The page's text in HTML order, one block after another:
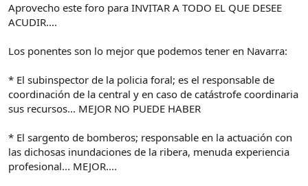
Aprovecho este foro para INVITAR A TODO EL QUE DESEE
ACUDIR....
Los ponentes son lo mejor que podemos tener en Navarra:
* El subinspector de la policia foral; es el responsable de
coordinación de la central y en caso de catástrofe coordinaria
sus recursos... MEJOR NO PUEDE HABER
* El sargento de bomberos; responsable en la actuación con
las dichosas inundaciones de la ribera, menuda experiencia
profesional... MEJOR....